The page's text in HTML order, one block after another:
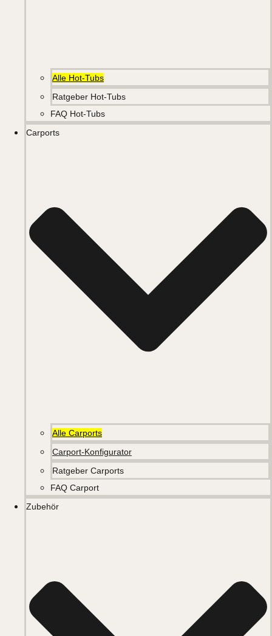
Alle Hot-Tubs
Ratgeber Hot-Tubs
FAQ Hot-Tubs
Carports
Alle Carports
Carport-Konfigurator
Ratgeber Carports
FAQ Carport
Zubehör